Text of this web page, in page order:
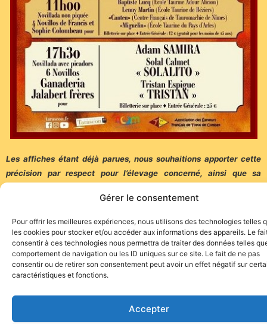
Gérer le consentement
Pour offrir les meilleures expériences, nous utilisons des technologies telles
les cookies pour stocker et/ou accéder aux informations des appareils. Le
consentir à ces technologies nous permettra de traiter des données telles
comportement de navigation ou les ID uniques sur ce site. Le fait de ne pas
consentir ou de retirer son consentement peut avoir un effet négatif sur
caractéristiques et fonctions.
Accepter
Les affiches étant déjà parues, nous souhaitions apporter cette
précision par respect pour l’élevage concerné, ainsi que sa
Combat)
Site de l'association TOROFIESTA